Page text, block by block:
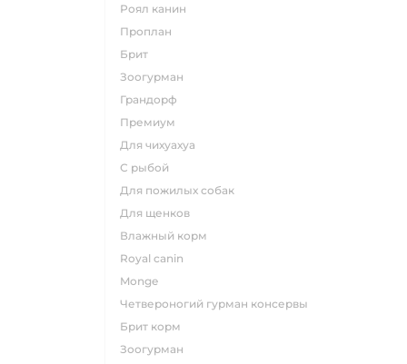
роял канин
проплан
брит
зоогурман
грандорф
премиум
для чихуахуа
с рыбой
для пожилых собак
для щенков
влажный корм
royal canin
monge
четвероногий гурман консервы
брит корм
зоогурман